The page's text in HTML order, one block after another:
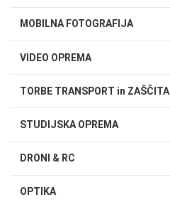
MOBILNA FOTOGRAFIJA
VIDEO OPREMA
TORBE TRANSPORT in ZAŠČITA
STUDIJSKA OPREMA
DRONI & RC
OPTIKA